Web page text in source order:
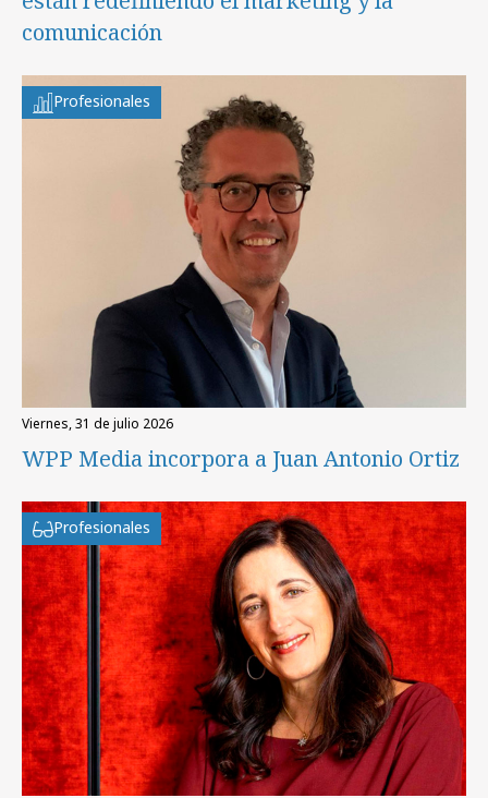
comunicación
Profesionales
viernes, 31 de julio 2026
WPP Media incorpora a Juan Antonio Ortiz
Profesionales